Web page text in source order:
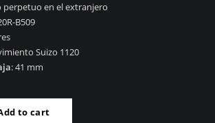
perpetuo en el extranjero
B509
Suizo 1120
: 41 mm
to cart